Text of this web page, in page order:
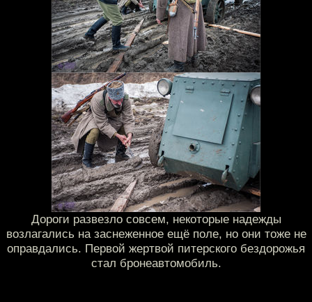
Дороги развезло совсем, некоторые надежды
возлагались на заснеженное ещё поле, но они тоже не
оправдались. Первой жертвой питерского бездорожья
стал бронеавтомобиль.